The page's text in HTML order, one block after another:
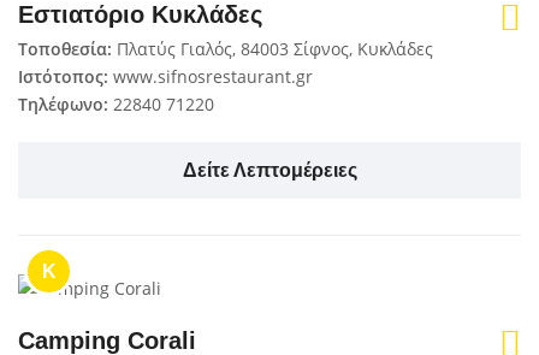
Εστιατόριο Κυκλάδες
Τοποθεσία: Πλατύς Γιαλός, 84003 Σίφνος, Κυκλάδες
Ιστότοπος: www.sifnosrestaurant.gr
Τηλέφωνο: 22840 71220
Δείτε Λεπτομέρειες
K
Camping Corali